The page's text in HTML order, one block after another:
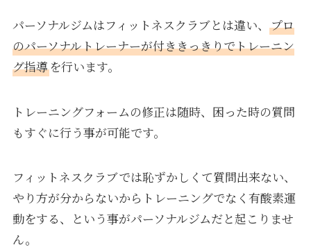
パーソナルジムはフィットネスクラブとは違い、 プロ
のパーソナルトレーナーが付ききっきりでトレーニン
グ指導を行います。
トレーニングフォームの修正は随時、困った時の質問
もすぐに行う事が可能です。
フィットネスクラブでは恥ずかしくて質問出来ない、
やり方が分からないからトレーニングでなく有酸素運
動をする、という事がパーソナルジムだと起こりませ
ん。